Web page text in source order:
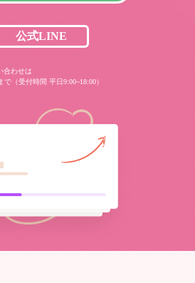
公式LINE
合わせは
で（受付時間 平日9:00~18:00）